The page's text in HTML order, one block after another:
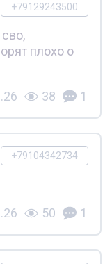
+79129243500
плохо о
38 1
+79104342734
50 1